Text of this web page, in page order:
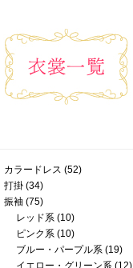
カラードレス (52)
打掛(34)
振袖(75)
レッド系(10)
ピンク系(10)
ブルー・パープル系(19)
イエロー・グリーン系(12)